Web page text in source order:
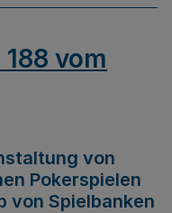
vom
von
Pokerspielen
von Spielbanken